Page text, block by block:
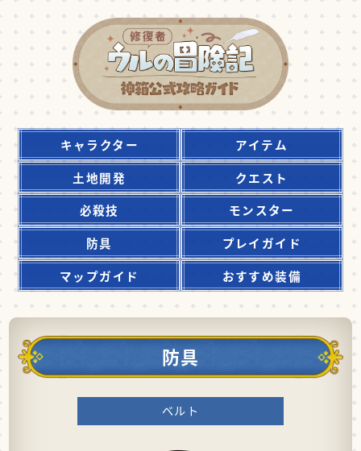
キャラクター
アイテム
土地開発
クエスト
必殺技
モンスター
防具
プレイガイド
マップガイド
おすすめ装備
防具
ベルト